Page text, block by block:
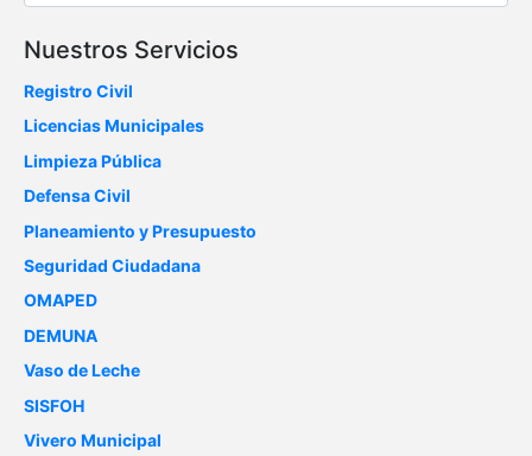
Nuestros Servicios
Registro Civil
Licencias Municipales
Limpieza Pública
Defensa Civil
Planeamiento y Presupuesto
Seguridad Ciudadana
OMAPED
DEMUNA
Vaso de Leche
SISFOH
Vivero Municipal